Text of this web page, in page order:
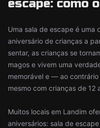
escape: como
Uma sala de escape é uma
aniversário de crianças a
sentar, as crianças se
magos e vivem uma
memorável e — ao
mesmo com crianças de 12
Muitos locais em Landim
aniversários: sala de